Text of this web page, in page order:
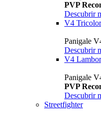
PVP
Descubrir
V4
Panigale
Descubrir
V4
Panigale
PVP
Descubrir
Streetfighter